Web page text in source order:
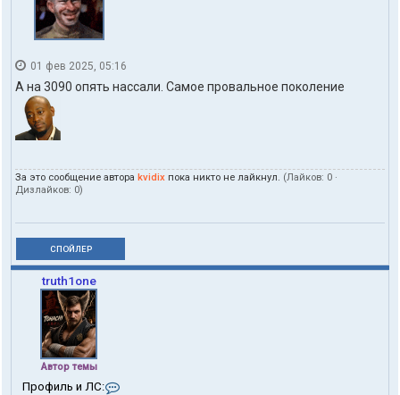
01 фев 2025, 05:16
А на 3090 опять нассали. Самое провальное поколение
За это сообщение автора kvidix пока никто не лайкнул. (Лайков: 0 ·
Дизлайков: 0)
СПОЙЛЕР
truth1one
Автор темы
Профиль и ЛС: